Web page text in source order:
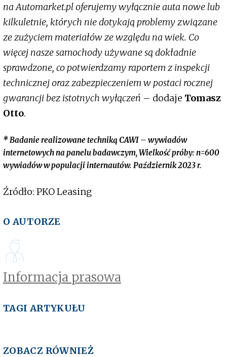
na Automarket.pl oferujemy wyłącznie auta nowe lub
kilkuletnie, których nie dotykają problemy związane
ze zużyciem materiałów ze względu na wiek. Co
więcej nasze samochody używane są dokładnie
sprawdzone, co potwierdzamy raportem z inspekcji
technicznej oraz zabezpieczeniem w postaci rocznej
gwarancji bez istotnych wyłączeń – dodaje Tomasz
Otto.
* Badanie realizowane techniką CAWI – wywiadów
internetowych na panelu badawczym, Wielkość próby: n=600
wywiadów w populacji internautów. Październik 2023 r.
Źródło: PKO Leasing
O AUTORZE
Informacja prasowa
TAGI ARTYKUŁU
ZOBACZ RÓWNIEŻ